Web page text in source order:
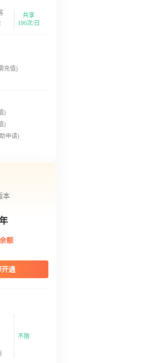
共享
100次/日
充值)
)
)
申请)
本
额
开通
不限